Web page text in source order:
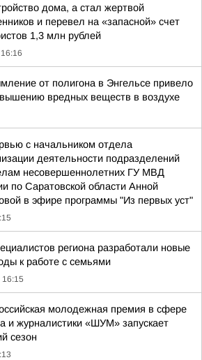
дома, а стал жертвой
и перевел на «запасной» счет
1,3 млн рублей
16:16
от полигона в Энгельсе привело
вредных веществ в воздухе
с начальником отдела
деятельности подразделений
несовершеннолетних ГУ МВД
по Саратовской области Анной
в эфире программы "Из первых уст"
региона разработали новые
к работе с семьями
16:15
молодежная премия в сфере
и журналистики «ШУМ» запускает
сезон